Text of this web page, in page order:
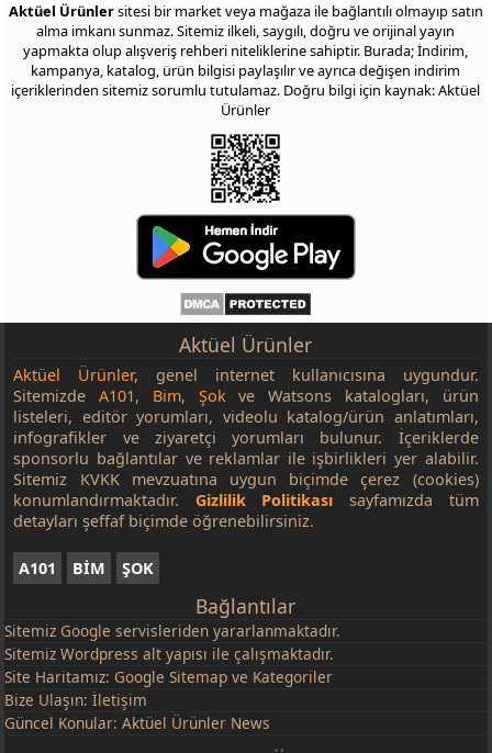
Aktüel Ürünlersitesi bir market veya mağaza ile bağlantılı olmayıp satın
alma imkanı sunmaz. Sitemiz ilkeli, saygılı, doğru ve orijinal yayın
yapmakta olup alışveriş rehberi niteliklerine sahiptir. Burada; İndirim,
kampanya, katalog, ürün bilgisi paylaşılır ve ayrıca değişen indirim
içeriklerinden sitemiz sorumlu tutulamaz. Doğru bilgi için kaynak: Aktüel
Ürünler
Aktüel Ürünler
Aktüel Ürünler, genel internet kullanıcısına uygundur.
SitemizdeA101, Bim, Şokve Watsons katalogları, ürün
listeleri, editör yorumları, videolu katalog/ürün anlatımları,
infografikler ve ziyaretçi yorumları bulunur. İçeriklerde
sponsorlu bağlantılar ve reklamlar ile işbirlikleri yer alabilir.
Sitemiz KVKK mevzuatına uygun biçimde çerez (cookies)
konumlandırmaktadır. Gizlilik Politikası sayfamızda tüm
detayları şeffaf biçimde öğrenebilirsiniz.
A101 BİM ŞOK
Bağlantılar
Sitemiz Google servisleriden yararlanmaktadır.
Sitemiz Wordpress alt yapısı ile çalışmaktadır.
Site Haritamız: Google Sitemap ve Kategoriler
Bize Ulaşın:İletişim
Güncel Konular:Aktüel Ürünler News